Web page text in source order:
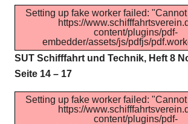
Setting up fake worker failed:
https://
content/plugins/pdf-
embedder/assets/js/pdfjs/
SUT Schifffahrt und Technik, Heft 8
Seite 14 – 17
Setting up fake worker failed:
https://
content/plugins/pdf-